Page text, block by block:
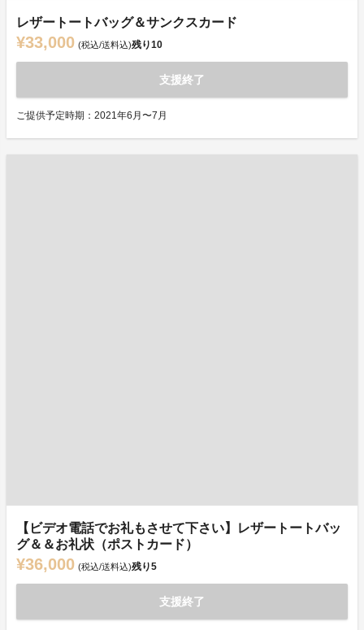
レザートートバッグ＆サンクスカード
¥33,000 (税込/送料込)残り10
支援終了
ご提供予定時期：2021年6月〜7月
【ビデオ電話でお礼もさせて下さい】レザートートバッ
グ＆＆お礼状（ポストカード）
¥36,000 (税込/送料込)残り5
支援終了